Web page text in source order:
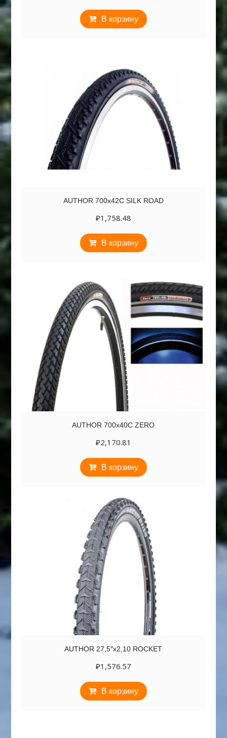
В корзину
AUTHOR 700х42C SILK ROAD
₽1,758.48
В корзину
AUTHOR 700х40C ZERO
₽2,170.81
В корзину
AUTHOR 27,5″х2,10 ROCKET
₽1,576.57
В корзину